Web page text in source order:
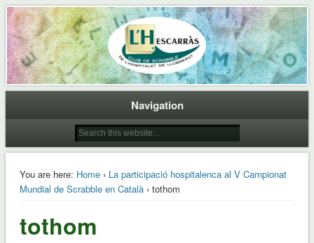
L'Hescarras
Club de Scrabble de L'Hospitalet de Llobregat
Navigation
You are here: Home› La participació hospitalenca al V Campionat
Mundial de Scrabble en Català› tothom
tothom